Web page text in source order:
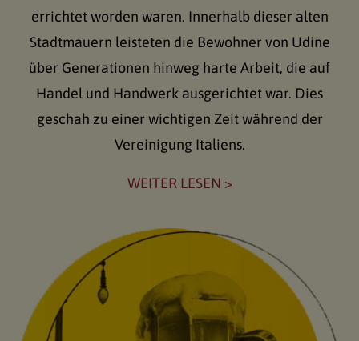
errichtet worden waren. Innerhalb dieser alten
Stadtmauern leisteten die Bewohner von Udine
über Generationen hinweg harte Arbeit, die auf
Handel und Handwerk ausgerichtet war. Dies
geschah zu einer wichtigen Zeit während der
Vereinigung Italiens.
WEITER LESEN >